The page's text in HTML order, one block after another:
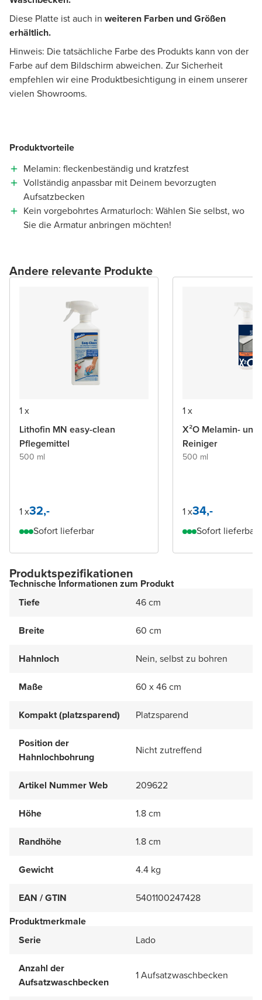
Diese Platte ist auch in weiteren Farben und Größen
erhältlich.
Hinweis: Die tatsächliche Farbe des Produkts kann von der
Farbe auf dem Bildschirm abweichen. Zur Sicherheit
empfehlen wir eine Produktbesichtigung in einem unserer
vielen Showrooms.
Produktvorteile
Melamin: fleckenbeständig und kratzfest
Vollständig anpassbar mit Deinem bevorzugten
Aufsatzbecken
Kein vorgebohrtes Armaturloch: Wählen Sie selbst, wo
Sie die Armatur anbringen möchten!
Andere relevante Produkte
1 x
Lithofin MN easy-clean
Pflegemittel
500 ml
1 x32,-
Sofort lieferbar
1 x
X²O Melamin- und PVC-
Reiniger
500 ml
1 x34,-
Sofort lieferbar
Produktspezifikationen
Technische Informationen zum Produkt
Tiefe
46 cm
Breite 60 cm
Hahnloch Nein, selbst zu bohren
Maße 60 x 46 cm
Kompakt (platzsparend) Platzsparend
Position der
Hahnlochbohrung
Nicht zutreffend
Artikel Nummer Web 209622
Höhe 1.8 cm
Randhöhe 1.8 cm
Gewicht 4.4 kg
EAN / GTIN
5401100247428
Produktmerkmale
Serie
Lado
Anzahl der
Aufsatzwaschbecken
1 Aufsatzwaschbecken